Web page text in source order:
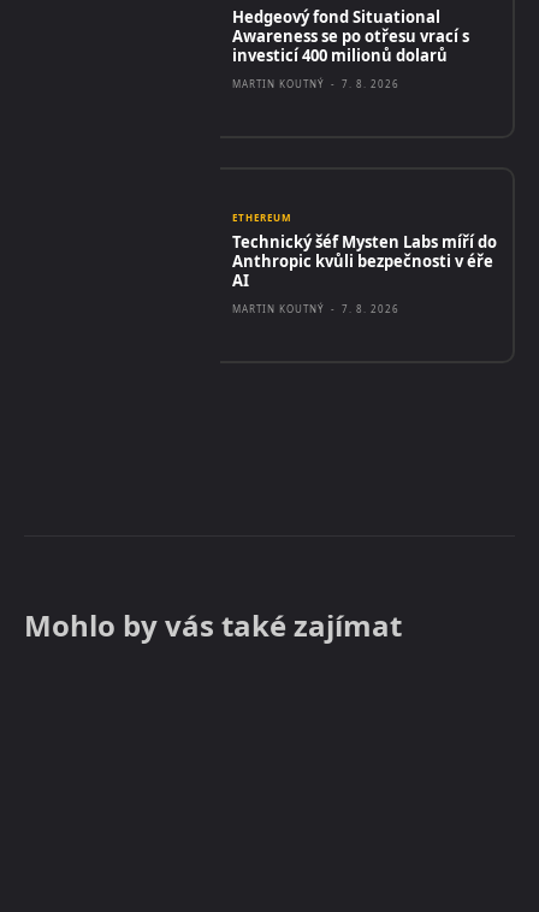
Hedgeový fond Situational
Awareness se po otřesu vrací s
investicí 400 milionů dolarů
MARTIN KOUTNÝ - 7. 8. 2026
ETHEREUM
Technický šéf Mysten Labs míří do
Anthropic kvůli bezpečnosti v éře
AI
MARTIN KOUTNÝ - 7. 8. 2026
Mohlo by vás také zajímat